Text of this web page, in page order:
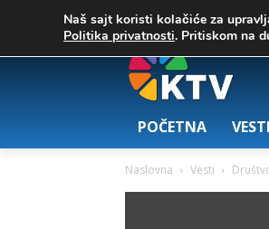
23.7 Zrenjanin
POČETNA VESTI
Naslovna Vesti
Naš sajt koristi kolačiće za
Politika privatnosti. Pritiskom na